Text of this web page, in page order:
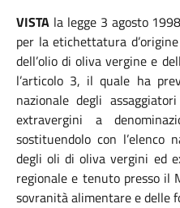
VISTA la legge 3 agosto
per la etichettatura
dell’olio di oliva vergine e
l’articolo 3, il quale ha
nazionale degli
extravergini a
sostituendolo con l’elenco
degli oli di oliva vergini ed
regionale e tenuto presso il
sovranità alimentare e delle